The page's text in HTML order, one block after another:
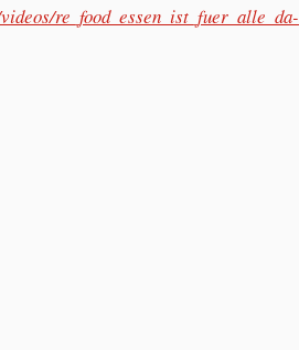
re_food_essen_ist_fuer_alle_da-